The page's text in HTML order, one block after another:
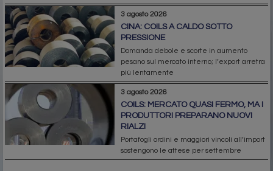
3 agosto 2026
CINA: COILS A CALDO SOTTO
PRESSIONE
Domanda debole e scorte in aumento
pesano sul mercato interno; l’export arretra
più lentamente
3 agosto 2026
COILS: MERCATO QUASI FERMO, MA I
PRODUTTORI PREPARANO NUOVI
RIALZI
Portafogli ordini e maggiori vincoli all’import
sostengono le attese per settembre